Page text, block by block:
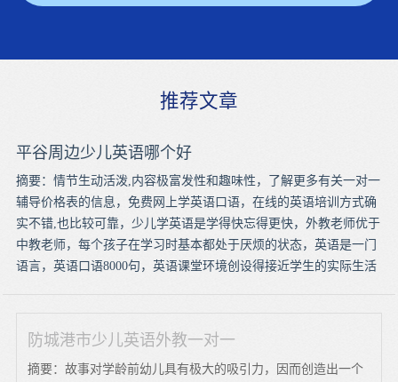
推荐文章
平谷周边少儿英语哪个好
摘要：情节生动活泼,内容极富发性和趣味性，了解更多有关一对一
辅导价格表的信息，免费网上学英语口语，在线的英语培训方式确
实不错,也比较可靠，少儿学英语是学得快忘得更快，外教老师优于
中教老师，每个孩子在学习时基本都处于厌烦的状态，英语是一门
语言，英语口语8000句，英语课堂环境创设得接近学生的实际生活
防城港市少儿英语外教一对一
摘要：故事对学龄前幼儿具有极大的吸引力，因而创造出一个